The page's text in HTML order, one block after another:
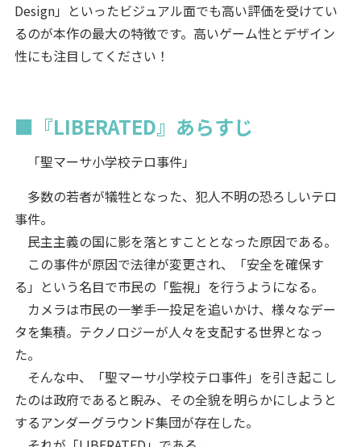
Design」といったビジュアル面でも高い評価を受けてい
るのが本作の最大の特徴です。高いゲーム性とデザイン
性にも注目してください！
■『LIBERATED』あらすじ
「聖マーサ小学校テロ事件」
多数の若者が犠牲となった、犯人不明の恐ろしいテロ
事件。
民主主義の国に影を落とすこととなった原因である。
この事件が原因で法律が変更され、「安全を確保す
る」という名目で市民の「監視」を行うようになる。
カメラは市民の一挙手一投足を追いかけ、様々なデー
タを集積。テクノロジーが人々を支配する世界となっ
た。
そんな中、「聖マーサ小学校テロ事件」を引き起こし
たのは政府であると睨み、その全貌を明らかにしようと
するアンダーグラウンド集団が存在した。